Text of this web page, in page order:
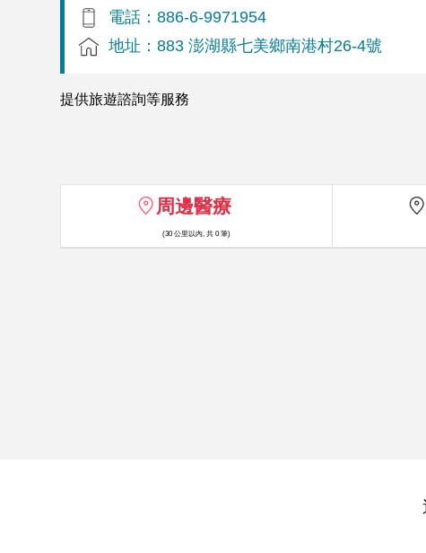
電話：886-6-9971954
地址：883 澎湖縣七美鄉南港村26-4號
提供旅遊諮詢等服務
周邊醫療
(30 公里以內, 共 0 筆)